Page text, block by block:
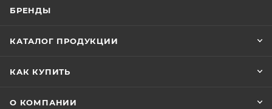
БРЕНДЫ
КАТАЛОГ ПРОДУКЦИИ
КАК КУПИТЬ
О КОМПАНИИ